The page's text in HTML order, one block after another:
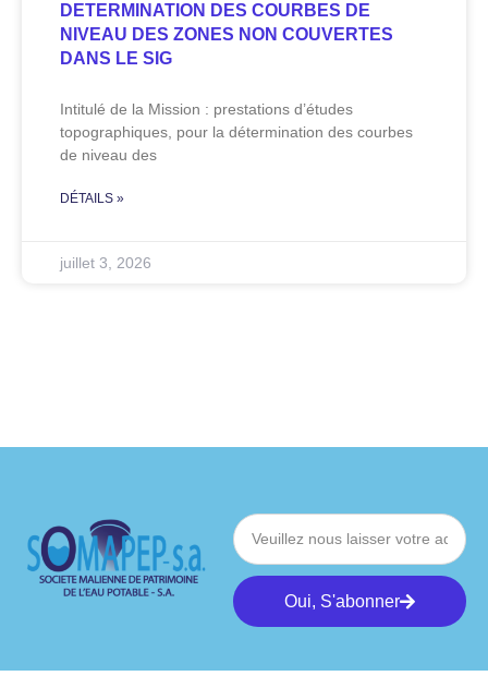
DETERMINATION DES COURBES DE
NIVEAU DES ZONES NON COUVERTES
DANS LE SIG
Intitulé de la Mission : prestations d’études
topographiques, pour la détermination des courbes
de niveau des
DÉTAILS »
juillet 3, 2026
Oui, S'abonner